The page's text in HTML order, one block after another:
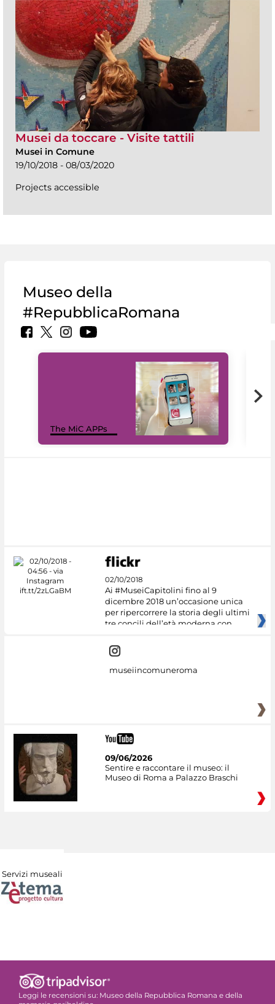
Musei da toccare - Visite tattili
Musei in Comune
19/10/2018 - 08/03/2020
Projects accessible
Museo della
#RepubblicaRomana
The MiC APPs
02/10/2018
Ai #MuseiCapitolini fino al 9
dicembre 2018 un’occasione unica
per ripercorrere la storia degli ultimi
tre concili dell’età moderna con
museiincomuneroma
09/06/2026
Sentire e raccontare il museo: il
Museo di Roma a Palazzo Braschi
Servizi museali
Leggi le recensioni su: Museo della Repubblica Romana e della